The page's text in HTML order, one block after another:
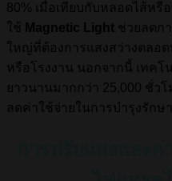
80% เมื่อเทียบกับหลอดไส้หรื
ใช้ Magnetic Light ช่วยลดก
ใหญ่ที่ต้องการแสงสว่างตลอ
หรือโรงงาน นอกจากนี้ เทคโ
ยาวนานมากกว่า 25,000 ชั่ว
ลดค่าใช้จ่ายในการบำรุงรัก